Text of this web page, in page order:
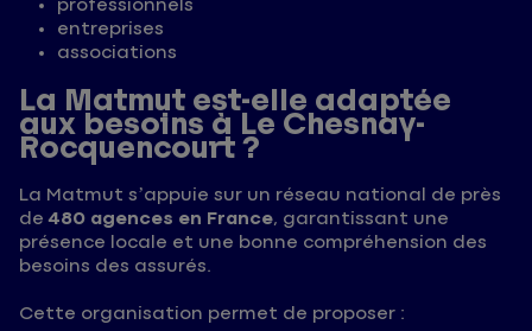
professionnels
entreprises
associations
La Matmut est-elle adaptée
aux besoins à Le Chesnay-
Rocquencourt ?
La Matmut s’appuie sur un réseau national de près
de480 agences en France, garantissant une
présence locale et une bonne compréhension des
besoins des assurés.
Cette organisation permet de proposer :